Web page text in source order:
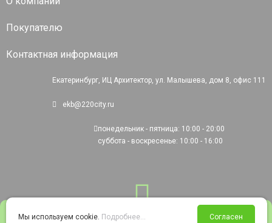
Покупателю
Контактная информация
Екатеринбург, ИЦ Архитектор, ул. Малышева, дом 8, офис 111
ekb@220city.ru
понедельник - пятница: 10:00 - 20:00
суббота - воскресенье: 10:00 - 16:00
Мы используем cookie. Подробнее... Согласен